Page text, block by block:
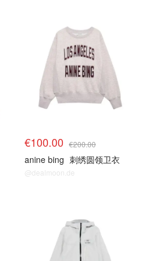
€100.00 €200.00
anine bing 刺绣圆领卫衣
@dealmoon.de